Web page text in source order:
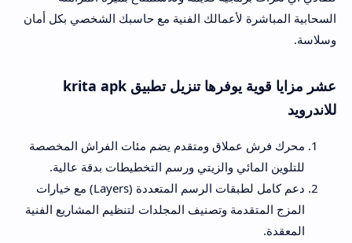
السحابية المباشرة لأعمالك الفنية مع حاسبك الشخصي بكل أمان
وسلاسة.
عشر مزايا قوية يوفرها تنزيل تطبيق krita apk
للاندرويد
محرك فرش عملاق ومتقدم يضم مئات الفراش المخصصة
للتلوين المائي والزيتي ورسم التخطيطات بدقة عالية.
دعم كامل لطبقات الرسم المتعددة (Layers) مع خيارات
المزج المتقدمة وتصنيف المجلدات لتنظيم المشاريع الفنية
المعقدة.